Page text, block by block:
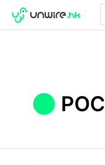
POC